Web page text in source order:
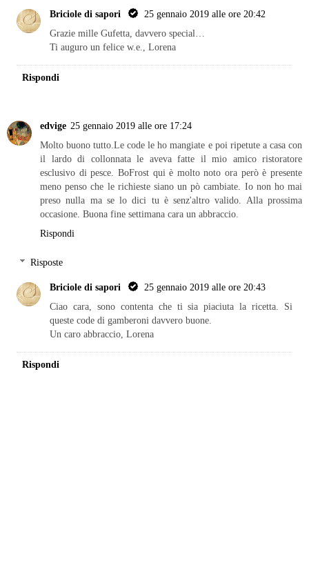
Briciole di sapori
25 gennaio 2019 alle ore 20:42
Grazie mille Gufetta, davvero special…
Ti auguro un felice w.e., Lorena
Rispondi
edvige 25 gennaio 2019 alle ore 17:24
Molto buono tutto.Le code le ho mangiate e poi ripetute a casa con
il lardo di collonnata le aveva fatte il mio amico ristoratore
esclusivo di pesce. BoFrost qui è molto noto ora però è presente
meno penso che le richieste siano un pò cambiate. Io non ho mai
preso nulla ma se lo dici tu è senz'altro valido. Alla prossima
occasione. Buona fine settimana cara un abbraccio.
Rispondi
Risposte
Briciole di sapori
25 gennaio 2019 alle ore 20:43
Ciao cara, sono contenta che ti sia piaciuta la ricetta. Si
queste code di gamberoni davvero buone.
Un caro abbraccio, Lorena
Rispondi